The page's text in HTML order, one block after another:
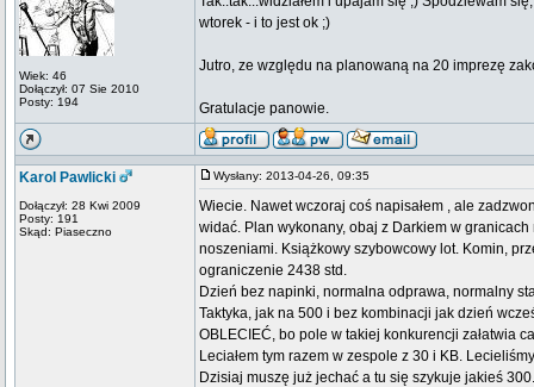
Wiek: 46
Dołączył: 07 Sie 2010
Posty: 194
wtorek - i to jest ok ;)
Jutro, ze względu na planowaną na 20 imprezę
Gratulacje panowie.
Karol Pawlicki
Dołączył: 28 Kwi 2009
Posty: 191
Skąd: Piaseczno
Wysłany: 2013-04-26, 09:35
Wiecie. Nawet wczoraj coś napisałem , ale
widać. Plan wykonany, obaj z Darkiem w
noszeniami. Książkowy szybowcowy lot. Komin,
ograniczenie 2438 std.
Dzień bez napinki, normalna odprawa, normalny
Taktyka, jak na 500 i bez kombinacji jak dzień
OBLECIEĆ, bo pole w takiej konkurencji załatwia
Leciałem tym razem w zespole z 30 i KB.
Dzisiaj muszę już jechać a tu się szykuje jakieś